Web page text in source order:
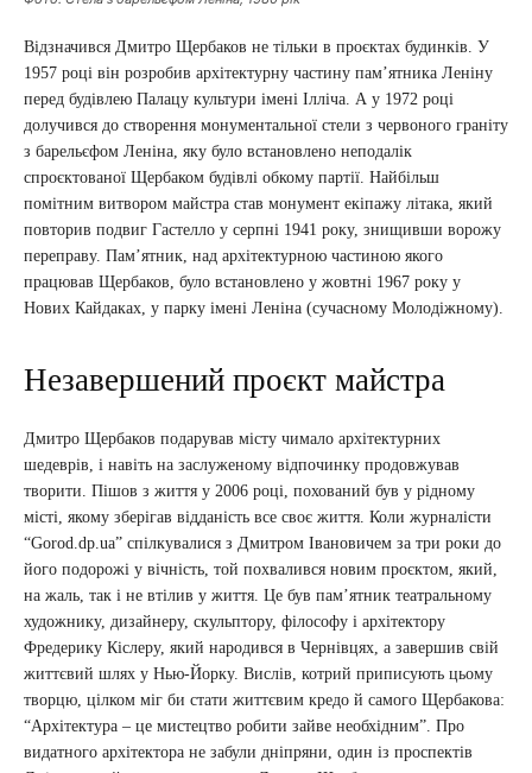
Відзначився Дмитро Щербаков не тільки в проєктах будинків. У
1957 році він розробив архітектурну частину пам’ятника Леніну
перед будівлею Палацу культури імені Ілліча. А у 1972 році
долучився до створення монументальної стели з червоного граніту
з барельєфом Леніна, яку було встановлено неподалік
спроєктованої Щербаком будівлі обкому партії. Найбільш
помітним витвором майстра став монумент екіпажу літака, який
повторив подвиг Гастелло у серпні 1941 року, знищивши ворожу
переправу. Пам’ятник, над архітектурною частиною якого
працював Щербаков, було встановлено у жовтні 1967 року у
Нових Кайдаках, у парку імені Леніна (сучасному Молодіжному).
Незавершений проєкт майстра
Дмитро Щербаков подарував місту чимало архітектурних
шедеврів, і навіть на заслуженому відпочинку продовжував
творити. Пішов з життя у 2006 році, похований був у рідному
місті, якому зберігав відданість все своє життя. Коли журналісти
“Gorod.dp.ua” спілкувалися з Дмитром Івановичем за три роки до
його подорожі у вічність, той похвалився новим проєктом, який,
на жаль, так і не втілив у життя. Це був пам’ятник театральному
художнику, дизайнеру, скульптору, філософу і архітектору
Фредерику Кіслеру, який народився в Чернівцях, а завершив свій
життєвий шлях у Нью-Йорку. Вислів, котрий приписують цьому
творцю, цілком міг би стати життєвим кредо й самого Щербакова:
“Архітектура – це мистецтво робити зайве необхідним”. Про
видатного архітектора не забули дніпряни, один із проспектів